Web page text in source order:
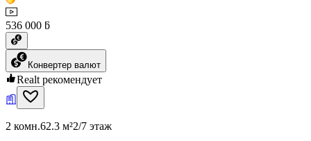
536 000 ƃ
Конвертер валют
Realt рекомендует
2 комн.62.3 м²2/7 этаж